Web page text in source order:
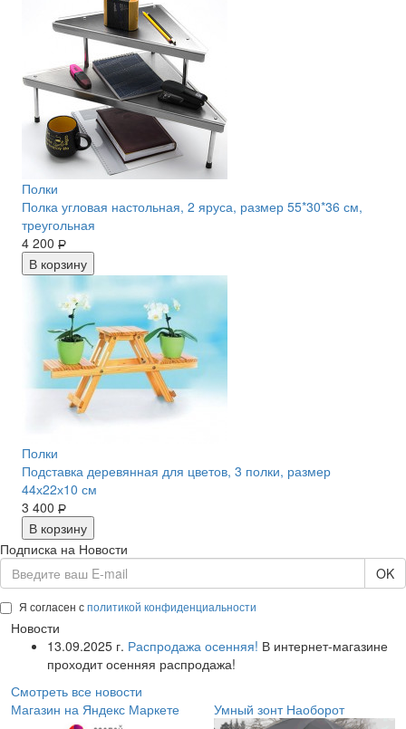
Полки
Полка угловая настольная, 2 яруса, размер 55*30*36 см,
треугольная
4 200 Р
В корзину
Полки
Подставка деревянная для цветов, 3 полки, размер
44х22х10 см
3 400 Р
В корзину
Подписка на Новости
OK
Я согласен сполитикой конфиденциальности
Новости
13.09.2025 г. Распродажа осенняя! В интернет-магазине
проходит осенняя распродажа!
Смотреть все новости
Магазин на Яндекс Маркете
Умный зонт Наоборот